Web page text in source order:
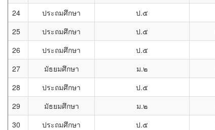
24
ประถมศึกษา ป.๕
25
ประถมศึกษา ป.๕
26
ประถมศึกษา ป.๕
27
มัธยมศึกษา ม.๒
28
ประถมศึกษา ป.๕
29
มัธยมศึกษา ม.๒
30
ประถมศึกษา ป.๕